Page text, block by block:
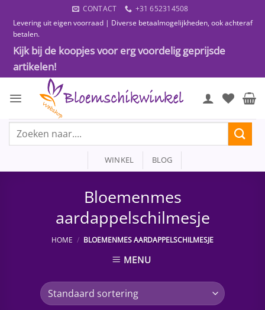
naar
inhoud
CONTACT
+31 652314508
Levering uit eigen voorraad | Diverse betaalmogelijkheden, ook achteraf
betalen.
Kijk bij de koopjes voor erg voordelig geprijsde
artikelen!
Zoeken
WINKEL BLOG
Bloemenmes
aardappelschilmesje
HOME / BLOEMENMES AARDAPPELSCHILMESJE
MENU